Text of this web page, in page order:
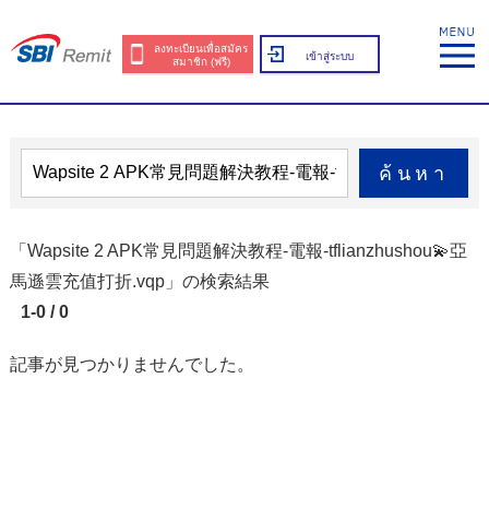
ลงทะเบียนเพื่อสมัคร
สมาชิก (ฟรี)
เข้าสู่ระบบ
ค้นหา
「Wapsite 2 APK常見問題解決教程-電報-tflianzhushou💫亞
馬遜雲充值打折.vqp」の検索結果
1-0 / 0
記事が見つかりませんでした。